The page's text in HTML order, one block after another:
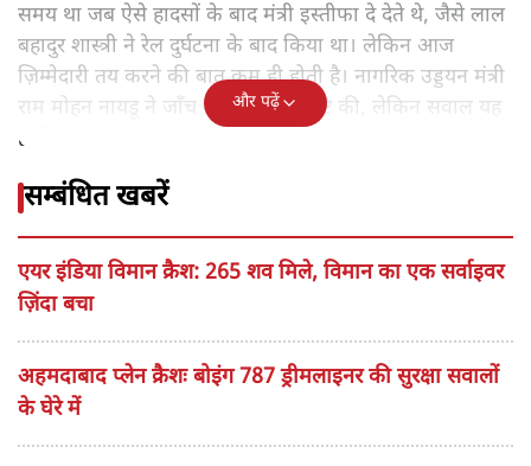
समय था जब ऐसे हादसों के बाद मंत्री इस्तीफा दे देते थे, जैसे लाल
बहादुर शास्त्री ने रेल दुर्घटना के बाद किया था। लेकिन आज
ज़िम्मेदारी तय करने की बात कम ही होती है। नागरिक उड्डयन मंत्री
राम मोहन नायडू ने जाँच शुरू होने की पुष्टि की, लेकिन सवाल यह
है कि क्या यह हादसा टाला जा सकता था?
और पढ़ें
सम्बंधित खबरें
एयर इंडिया विमान क्रैश: 265 शव मिले, विमान का एक सर्वाइवर
ज़िंदा बचा
अहमदाबाद प्लेन क्रैशः बोइंग 787 ड्रीमलाइनर की सुरक्षा सवालों
के घेरे में